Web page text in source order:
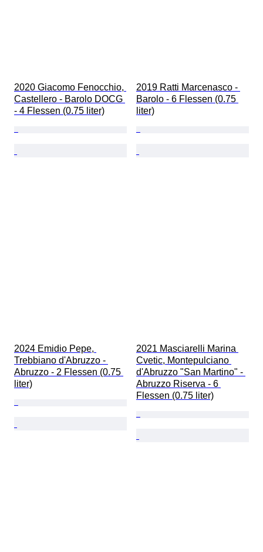
2020 Giacomo Fenocchio,
Castellero - Barolo DOCG
- 4 Flessen (0.75 liter)
2019 Ratti Marcenasco -
Barolo - 6 Flessen (0.75
liter)
2024 Emidio Pepe,
Trebbiano d'Abruzzo -
Abruzzo - 2 Flessen (0.75
liter)
2021 Masciarelli Marina
Cvetic, Montepulciano
d'Abruzzo "San Martino" -
Abruzzo Riserva - 6
Flessen (0.75 liter)